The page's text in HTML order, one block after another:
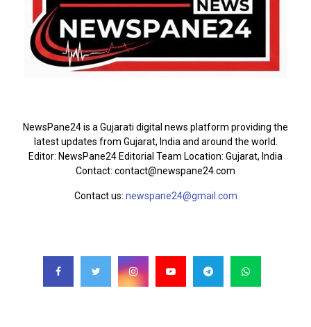
NewsPane24 is a Gujarati digital news platform providing the
latest updates from Gujarat, India and around the world.
Editor: NewsPane24 Editorial Team Location: Gujarat, India
Contact: contact@newspane24.com
Contact us: newspane24@gmail.com